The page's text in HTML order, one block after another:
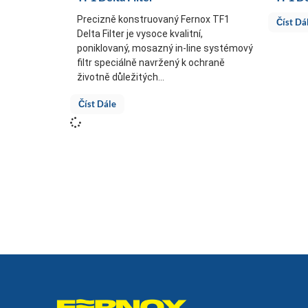
Precizně konstruovaný Fernox TF1
Delta Filter je vysoce kvalitní,
poniklovaný, mosazný in-line systémový
filtr speciálně navržený k ochraně
životně důležitých...
Číst Dále
Číst